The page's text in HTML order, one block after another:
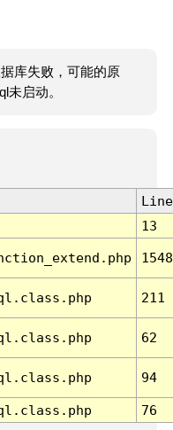
库失败，可能的原
未启动。
Line
13
1548
211
62
94
76